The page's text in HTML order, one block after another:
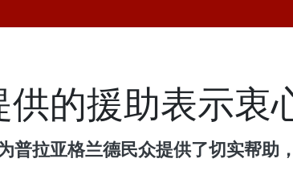
的援助表示衷
普拉亚格兰德民众提供了切实帮助